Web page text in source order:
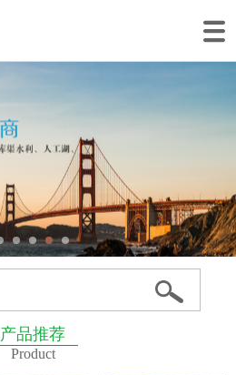
网站首页
关于我们
生产基地
新闻动态
联系我们
产品推荐
Product